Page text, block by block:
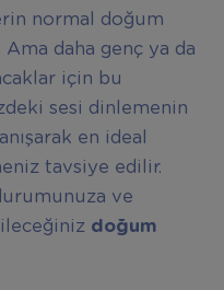
normal doğum
daha genç ya da
için bu
sesi dinlemenin
en ideal
tavsiye edilir.
ve
doğum